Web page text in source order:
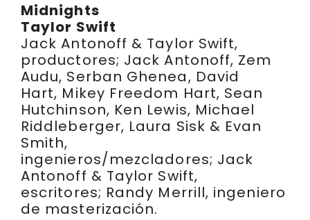
Midnights
Taylor Swift
Jack Antonoff & Taylor Swift,
productores; Jack Antonoff, Zem
Audu, Serban Ghenea, David
Hart, Mikey Freedom Hart, Sean
Hutchinson, Ken Lewis, Michael
Riddleberger, Laura Sisk & Evan
Smith,
ingenieros/mezcladores; Jack
Antonoff & Taylor Swift,
escritores; Randy Merrill, ingeniero
de masterización.